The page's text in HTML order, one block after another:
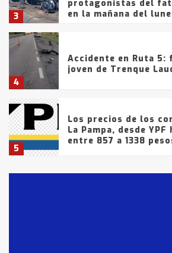
3
protagonistas del
en la mañana del
4
Accidente en Ruta 5:
joven de Trenque
5
Los precios de los
La Pampa, desde
entre 857 a 1338